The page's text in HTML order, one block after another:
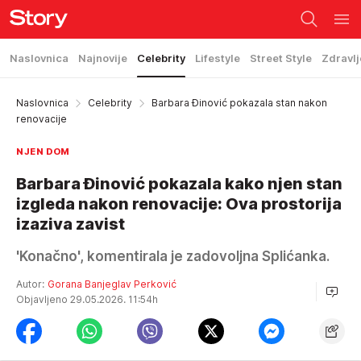
Naslovnica Najnovije Celebrity Lifestyle Street Style
Naslovnica Celebrity
Barbara Đinović pokazala stan nakon
renovacije
NJEN DOM
Barbara Đinović pokazala kako njen stan
izgleda nakon renovacije: Ova prostorija
izaziva zavist
'Konačno', komentirala je zadovoljna Splićanka.
Autor: Gorana Banjeglav Perković
Objavljeno 29.05.2026. 11:54h